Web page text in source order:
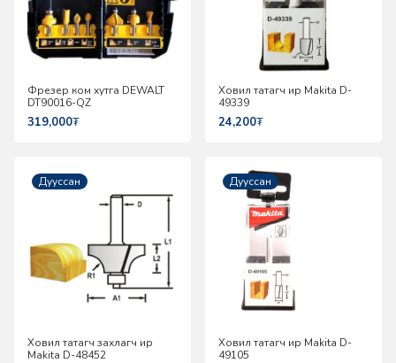
Фрезер ком хутга DEWALT
DT90016-QZ
319,000₮
Ховил татагч ир Makita D-
49339
24,200₮
Дууссан
Ховил татагч захлагч ир
Makita D-48452
Дууссан
Ховил татагч ир Makita D-
49105